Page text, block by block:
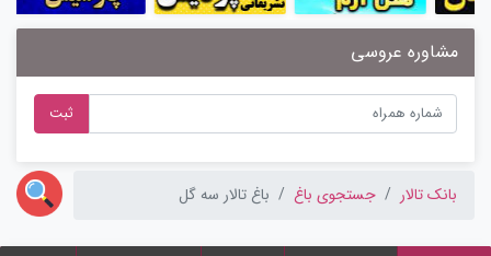
مشاوره عروسی
ثبت
بانک تالار جستجوی باغ باغ تالار سه گل